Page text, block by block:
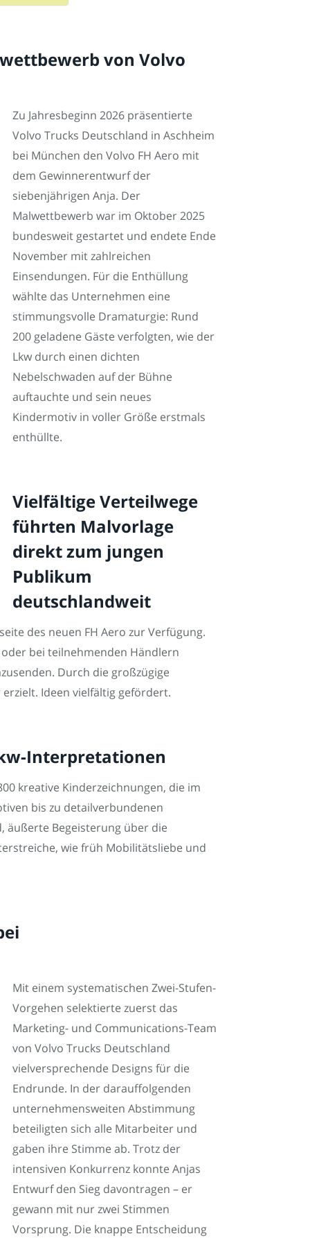
von Volvo
Zu Jahresbeginn 2026 präsentierte
Volvo Trucks Deutschland in Aschheim
bei München den Volvo FH Aero mit
dem Gewinnerentwurf der
siebenjährigen Anja. Der
Malwettbewerb war im Oktober 2025
bundesweit gestartet und endete Ende
November mit zahlreichen
Einsendungen. Für die Enthüllung
wählte das Unternehmen eine
stimmungsvolle Dramaturgie: Rund
200 geladene Gäste verfolgten, wie der
Lkw durch einen dichten
Nebelschwaden auf der Bühne
auftauchte und sein neues
Kindermotiv in voller Größe erstmals
enthüllte.
Vielfältige Verteilwege
führten Malvorlage
direkt zum jungen
Publikum
deutschlandweit
des neuen FH Aero zur Verfügung.
bei teilnehmenden Händlern
Durch die großzügige
Ideen vielfältig gefördert.
Interpretationen
kreative Kinderzeichnungen, die im
bis zu detailverbundenen
äußerte Begeisterung über die
wie früh Mobilitätsliebe und
Mit einem systematischen Zwei-Stufen-
Vorgehen selektierte zuerst das
Marketing- und Communications-Team
von Volvo Trucks Deutschland
vielversprechende Designs für die
Endrunde. In der darauffolgenden
unternehmensweiten Abstimmung
beteiligten sich alle Mitarbeiter und
gaben ihre Stimme ab. Trotz der
intensiven Konkurrenz konnte Anjas
Entwurf den Sieg davontragen – er
gewann mit nur zwei Stimmen
Vorsprung. Die knappe Entscheidung